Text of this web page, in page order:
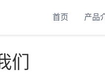
首页 产品
们